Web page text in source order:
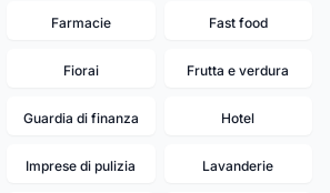
Farmacie Fast food
Fiorai Frutta e verdura
Guardia di finanza Hotel
Imprese di pulizia Lavanderie